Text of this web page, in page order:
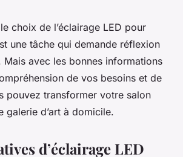
choix de l’éclairage LED pour
une tâche qui demande réflexion
avec les bonnes informations
de vos besoins et de
pouvez transformer votre salon
galerie d’art à domicile.
d’éclairage LED